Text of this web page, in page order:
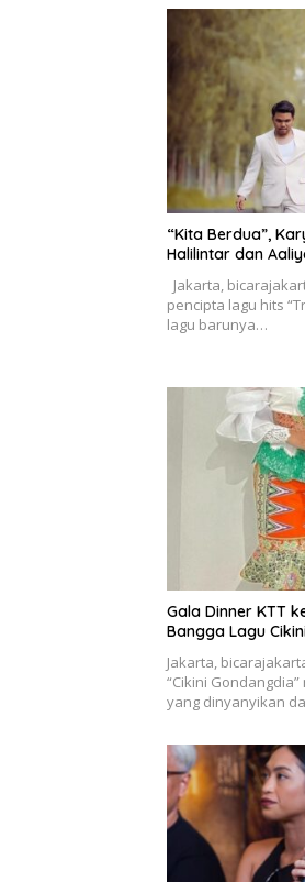
“Kita Berdua”,
Halilintar dan
Jakarta,
pencipta lagu hits
lagu barunya…
Gala Dinner KTT
Bangga Lagu
Jakarta,
“Cikini
yang dinyanyikan